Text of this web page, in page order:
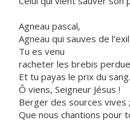
Agneau pascal,
Agneau qui sauves de
Tu es venu
racheter les brebis
Et tu payas le prix du sang.
Ô viens, Seigneur Jésus !
Berger des sources vives ;
Que nous chantions pour